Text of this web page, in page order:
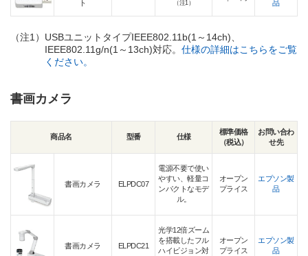
ト （注1） 品
（注1） USBユニットタイプIEEE802.11b(1～14ch)、
IEEE802.11g/n(1～13ch)対応。 仕様の詳細はこちらをご覧
ください。
書画カメラ
商品名 型番 仕様
標準価格
（税込）
お問い合わ
せ先
書画カメラ ELPDC07
電源不要で使い
やすい、軽量コ
ンパクトなモデ
ル。
オープン
プライス
エプソン製
品
書画カメラ ELPDC21
光学12倍ズーム
を搭載したフル
ハイビジョン対
オープン
プライス
エプソン製
品